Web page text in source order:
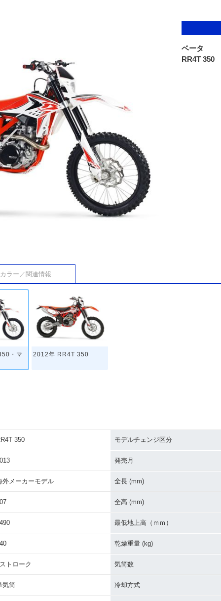
ベータ
RR4T 350
カラー／関連情報
・マ 2012年 RR4T 350
350 モデルチェンジ区分
発売月
外メーカーモデル 全長 (mm)
全高 (mm)
最低地上高（ｍｍ）
乾燥重量 (kg)
トローク 気筒数
気筒 冷却方式